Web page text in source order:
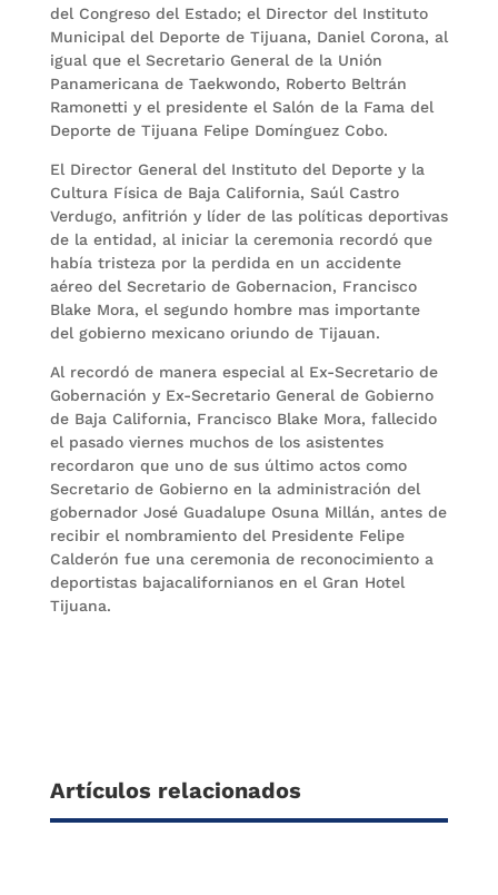
del Congreso del Estado; el Director del Instituto
Municipal del Deporte de Tijuana, Daniel Corona, al
igual que el Secretario General de la Unión
Panamericana de Taekwondo, Roberto Beltrán
Ramonetti y el presidente el Salón de la Fama del
Deporte de Tijuana Felipe Domínguez Cobo.
El Director General del Instituto del Deporte y la
Cultura Física de Baja California, Saúl Castro
Verdugo, anfitrión y líder de las políticas deportivas
de la entidad, al iniciar la ceremonia recordó que
había tristeza por la perdida en un accidente
aéreo del Secretario de Gobernacion, Francisco
Blake Mora, el segundo hombre mas importante
del gobierno mexicano oriundo de Tijauan.
Al recordó de manera especial al Ex-Secretario de
Gobernación y Ex-Secretario General de Gobierno
de Baja California, Francisco Blake Mora, fallecido
el pasado viernes muchos de los asistentes
recordaron que uno de sus último actos como
Secretario de Gobierno en la administración del
gobernador José Guadalupe Osuna Millán, antes de
recibir el nombramiento del Presidente Felipe
Calderón fue una ceremonia de reconocimiento a
deportistas bajacalifornianos en el Gran Hotel
Tijuana.
Artículos relacionados